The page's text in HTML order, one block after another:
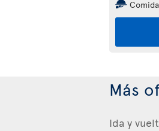
Más
Ida y